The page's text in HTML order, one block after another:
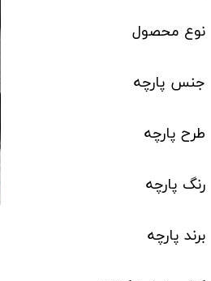
برند پارچه
رنگ پارچه
طرح پارچه
جنس پارچه
نوع محصول